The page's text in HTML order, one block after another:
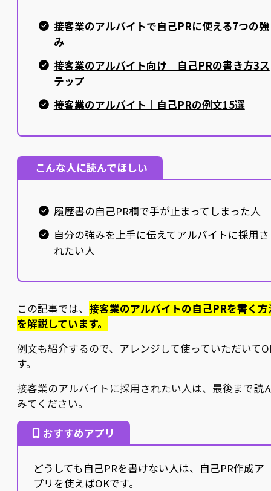
接客業のアルバイトで自己PRに使える7つの強
み
接客業のアルバイト向け｜自己PRの書き方3ス
テップ
接客業のアルバイト｜自己PRの例文15選
こんな人に読んでほしい
履歴書の自己PR欄で手が止まってしまった人
自分の強みを上手に伝えてアルバイトに採用さ
れたい人
この記事では、 接客業のアルバイトの自己PRを書く方
を解説しています。
例文も紹介するので、アレンジして使っていただいて
す。
接客業のアルバイトに採用されたい人は、最後まで読
みてください。
おすすめアプリ
どうしても自己PRを書けない人は、自己PR作成ア
プリを使えばOKです。